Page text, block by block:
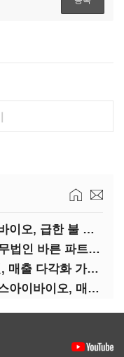
[IB토마토](L/O 공백기)③박셀바이오, 급한 불 껐지만…본업 성과 '감감무소식'
[IB토마토](IB&피플)안주현 법무법인 바른 파트너 변호사
[IB토마토]넥스트바이오메디컬, 매출 다각화 가속…IPO 보람 '쑥쑥'
[IB토마토](L/O 공백기)②파로스아이바이오, 매출 0원 '불명예'…목표 안갯속